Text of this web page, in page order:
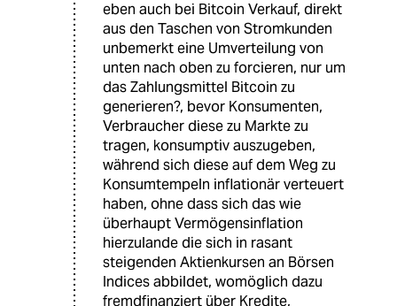
eben auch bei Bitcoin Verkauf, direkt
aus den Taschen von Stromkunden
unbemerkt eine Umverteilung von
unten nach oben zu forcieren, nur um
das Zahlungsmittel Bitcoin zu
generieren?, bevor Konsumenten,
Verbraucher diese zu Markte zu
tragen, konsumptiv auszugeben,
während sich diese auf dem Weg zu
Konsumtempeln inflationär verteuert
haben, ohne dass sich das wie
überhaupt Vermögensinflation
hierzulande die sich in rasant
steigenden Aktienkursen an Börsen
Indices abbildet, womöglich dazu
fremdfinanziert über Kredite,